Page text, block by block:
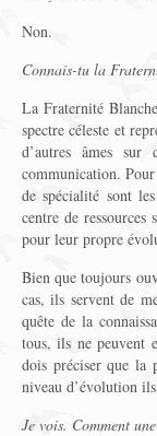
Non.
Connais-tu la
La Fraternité
spectre céleste et
d’autres âmes
communication.
de spécialité sont
centre de ressources
pour leur propre
Bien que toujours
cas, ils servent de
quête de la
tous, ils ne peuvent
dois préciser que
niveau d’évolution
Je vois. Comment